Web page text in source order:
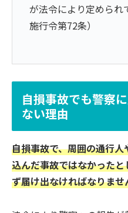
が法令により定められ
施行令第72条）
自損事故でも警察
ない理由
自損事故で、周囲の通行
込んだ事故ではなかった
ず届け出なければなりませ